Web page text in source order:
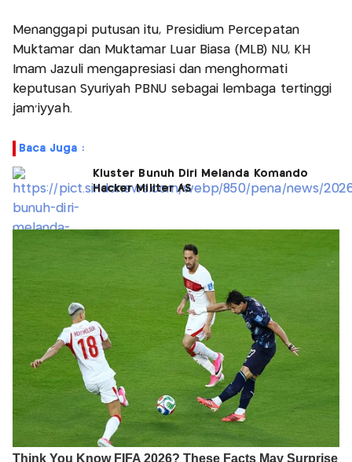
Menanggapi putusan itu, Presidium Percepatan
Muktamar dan Muktamar Luar Biasa (MLB) NU, KH
Imam Jazuli mengapresiasi dan menghormati
keputusan Syuriyah PBNU sebagai lembaga tertinggi
jam’iyyah.
Baca Juga :
Kluster Bunuh Diri Melanda Komando
Hacker Militer AS